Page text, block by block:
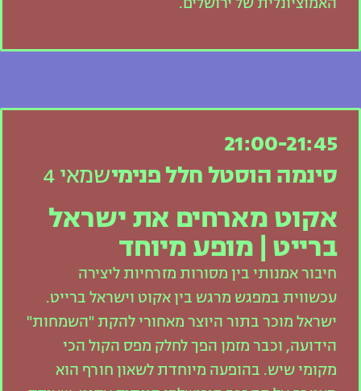
האמוציונלית של ירושלים.
21:00-21:45
סינמה הוסטל חלל פנימישמאי 4
אקוט מארחים את ישראל
ברייט | מופע מיוחד
חיבור אמנותי בין מסורות מזרחיות ליצירה
עכשווית במפגש מרגש בין אקוט וישראל ברייט.
ישראל מוכר בתור היוצר מאחורי להקת "השמחות"
הידועה, וכבר מזמן הפך לחלק מפס הקול הכי
מקומי שיש. בהופעה מיוחדת לשאון חורף הוא